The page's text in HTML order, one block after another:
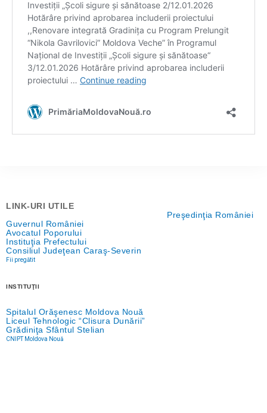
LINK-URI UTILE
Preşedinţia României
Guvernul României
Avocatul Poporului
Instituţia Prefectului
Consiliul Judeţean Caraş-Severin
Fii pregătit
INSTITUŢII
Spitalul Orăşenesc Moldova Nouă
Liceul Tehnologic “Clisura Dunării”
Grădiniţa Sfântul Stelian
CNIPT Moldova Nouă